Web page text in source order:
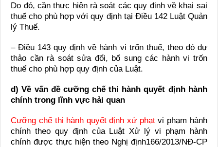
Do đó, cần thực hiện rà soát các quy định về khai sai
thuế cho phù hợp với quy định tại Điều 142 Luật Quản
lý Thuế.
– Điều 143 quy định về hành vi trốn thuế, theo đó dự
thảo cần rà soát sửa đổi, bổ sung các hành vi trốn
thuế cho phù hợp quy định của Luật.
d) Về vấn đề cưỡng chế thi hành quyết định hành
chính trong lĩnh vực hải quan
Cưỡng chế thi hành quyết định xử phạtvi phạm hành
chính theo quy định của Luật Xử lý vi phạm hành
chính được thực hiện theo Nghị định166/2013/NĐ-CP